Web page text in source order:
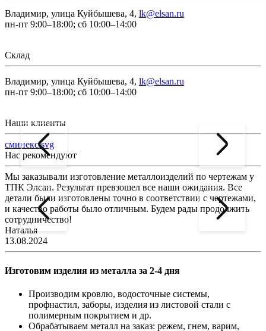
Владимир, улица Куйбышева, 4, lk@elsan.ru
пн-пт 9:00–18:00; сб 10:00–14:00
Склад
Владимир, улица Куйбышева, 4, lk@elsan.ru
пн-пт 9:00–18:00; сб 10:00–14:00
Наши клиенты
сминекс.svg
Нас рекомендуют
Мы заказывали изготовление металлоизделий по чертежам у
ТПК Элсан. Результат превзошел все наши ожидания. Все
детали были изготовлены точно в соответствии с чертежами,
и качество работы было отличным. Будем рады продолжить
сотрудничество!
Наталья
13.08.2024
Изготовим изделия из металла за 2-4 дня
Производим кровлю, водосточные системы,
профнастил, заборы, изделия из листовой стали с
полимерным покрытием и др.
Обрабатываем металл на заказ: режем, гнем, варим,